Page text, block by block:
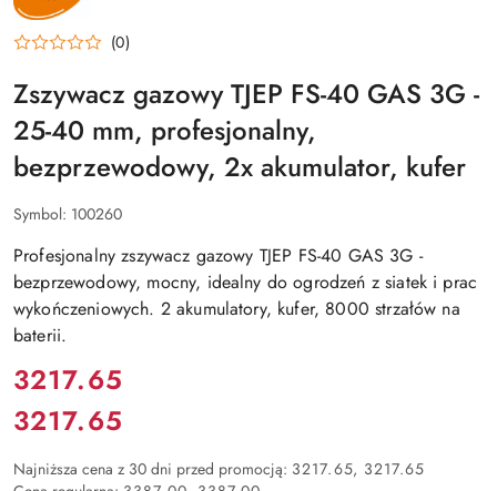
(0)
Zszywacz gazowy TJEP FS-40 GAS 3G -
25-40 mm, profesjonalny,
bezprzewodowy, 2x akumulator, kufer
Symbol: 100260
Profesjonalny zszywacz gazowy TJEP FS-40 GAS 3G -
bezprzewodowy, mocny, idealny do ogrodzeń z siatek i prac
wykończeniowych. 2 akumulatory, kufer, 8000 strzałów na
baterii.
Cena:
3217.65
Cena:
3217.65
Najniższa cena z 30 dni przed promocją: 3217.65 3217.65